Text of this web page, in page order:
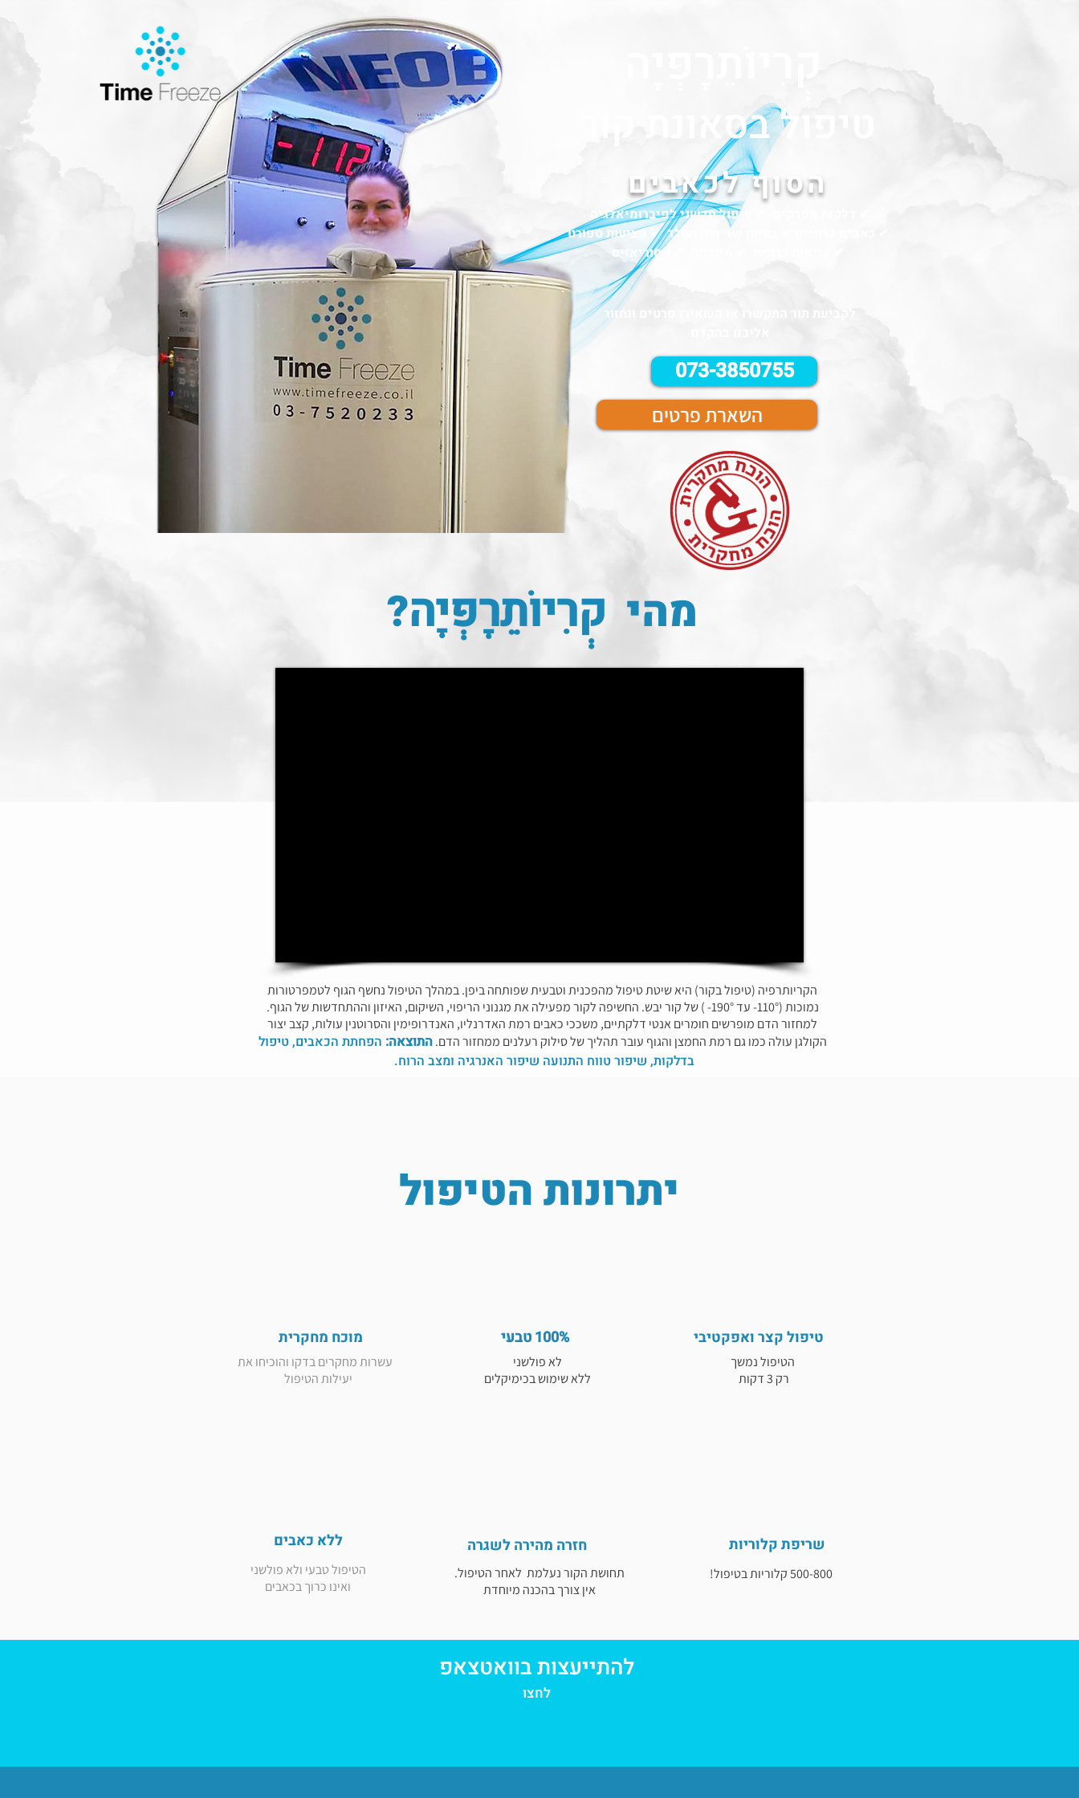
יתרונות הטיפול
מוכח מחקרית
עשרות מחקרים בדקו והוכיחו את
יעילות הטיפול
100% טבעי
לא פולשני
ללא שימוש בכימיקלים
טיפול קצר ואפקטיבי
הטיפול נמשך
רק 3 דקות
ללא כאבים
הטיפול טבעי ולא פולשני
ואינו כרוך בכאבים
חזרה מהירה לשגרה
תחושת הקור נעלמת לאחר הטיפול.
אין צורך בהכנה מיוחדת
שריפת קלוריות
500-800 קלוריות בטיפול!
מהי קְרִיוֹתֵרָפְּיָה?
הקריותרפיה (טיפול בקור) היא שיטת טיפול מהפכנית וטבעית שפותחה ביפן. במהלך הטיפול נחשף הגוף לטמפרטורות
נמוכות (110°- עד 190°- ) של קור יבש. החשיפה לקור מפעילה את מגנוני הריפוי, השיקום, האיזון וההתחדשות של הגוף.
למחזור הדם מופרשים חומרים אנטי דלקתיים, משככי כאבים רמת האדרנליו, האנדרופימין והסרוטנין עולות, קצב יצור
הקולגן עולה כמו גם רמת החמצן והגוף עובר תהליך של סילוק רעלנים ממחזור הדם.התוצאה: הפחתת הכאבים, טיפול
בדלקות, שיפור טווח התנועה שיפור האנרגיה ומצב הרוח.
טיפול בסאונת קור
הסוף לכאבים
✔ דלקות מפרקים ✔ טיפול חדשני לפיברומיאלגיה
אבים כרוניים ✔ בעיות שרירים ושלד ✔ פציעות ספורט
✔ עייפות כרונית ✔ מיגרנות ✔ פסוריאזיס
לקביעת תור התקשרו או השאירו פרטים ונחזור
073-3850755
השארת פרטים
להתייעצות בוואטצאפ
לחצו